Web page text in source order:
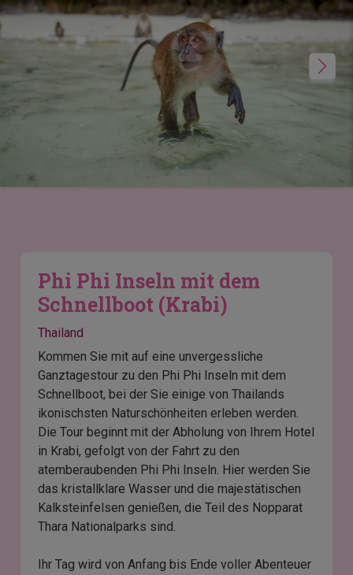
Phi Phi Inseln mit dem
Schnellboot (Krabi)
Thailand
Kommen Sie mit auf eine unvergessliche
Ganztagestour zu den Phi Phi Inseln mit dem
Schnellboot, bei der Sie einige von Thailands
ikonischsten Naturschönheiten erleben werden.
Die Tour beginnt mit der Abholung von Ihrem Hotel
in Krabi, gefolgt von der Fahrt zu den
atemberaubenden Phi Phi Inseln. Hier werden Sie
das kristallklare Wasser und die majestätischen
Kalksteinfelsen genießen, die Teil des Nopparat
Thara Nationalparks sind.
Ihr Tag wird von Anfang bis Ende voller Abenteuer